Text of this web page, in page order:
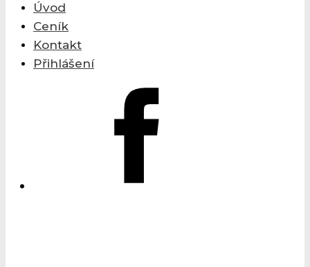
Úvod
Ceník
Kontakt
Přihlášení